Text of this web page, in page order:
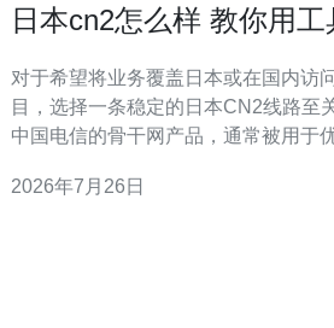
日本cn2怎么样 教你用工
对于希望将业务覆盖日本或在国内访
目，选择一条稳定的日本CN2线路至
中国电信的骨干网产品，通常被用于
量差异。 首先要明确日本CN2的两种
2026年7月26日